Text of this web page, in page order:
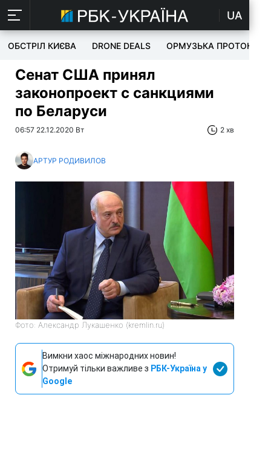
UA
ОБСТРІЛ КИЄВА DRONE DEALS ОРМУЗЬКА ПРОТОКА
Сенат США принял
законопроект с санкциями
по Беларуси
06:57 22.12.2020 Вт 2 хв
АРТУР РОДИВИЛОВ
Фото: Александр Лукашенко (kremlin.ru)
Вимкни хаос міжнародних новин!
Отримуй тільки важливе з РБК-Україна у
Google